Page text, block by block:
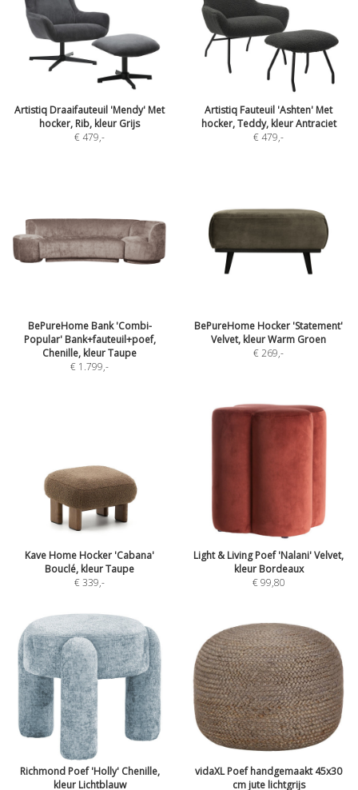
Artistiq Draaifauteuil 'Mendy' Met
hocker, Rib, kleur Grijs
€ 479,-
Artistiq Fauteuil 'Ashten' Met
hocker, Teddy, kleur Antraciet
€ 479,-
BePureHome Bank 'Combi-
Popular' Bank+fauteuil+poef,
Chenille, kleur Taupe
€ 1.799,-
BePureHome Hocker 'Statement'
Velvet, kleur Warm Groen
€ 269,-
Kave Home Hocker 'Cabana'
Bouclé, kleur Taupe
€ 339,-
Light & Living Poef 'Nalani' Velvet,
kleur Bordeaux
€ 99,80
Richmond Poef 'Holly' Chenille,
kleur Lichtblauw
vidaXL Poef handgemaakt 45x30
cm jute lichtgrijs